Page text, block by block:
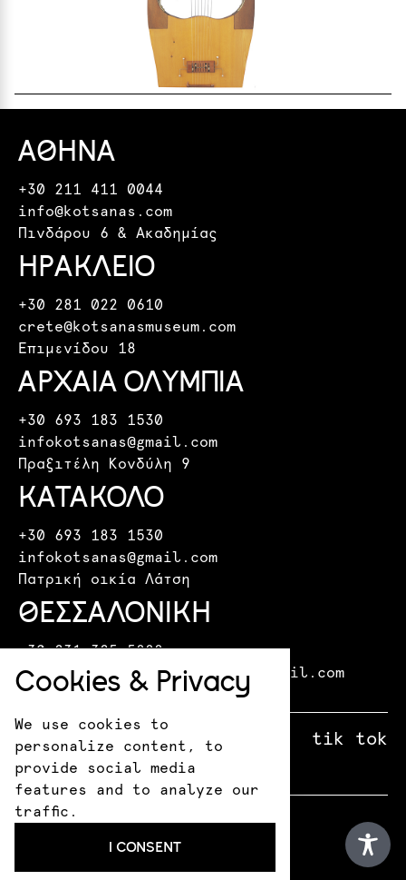
ΑΘΗΝΑ
+30 211 411 0044
info@kotsanas.com
Πινδάρου 6 & Ακαδημίας
ΗΡΑΚΛΕΙΟ
+30 281 022 0610
crete@kotsanasmuseum.com
Επιμενίδου 18
ΑΡΧΑΙΑ ΟΛΥΜΠΙΑ
+30 693 183 1530
infokotsanas@gmail.com
Πραξιτέλη Κονδύλη 9
ΚΑΤΑΚΟΛΟ
+30 693 183 1530
infokotsanas@gmail.com
Πατρική οικία Λάτση
ΘΕΣΣΑΛΟΝΙΚΗ
+30 231 325 5888
kotsanasmuseumthessaloniki@gmail.com
Λεωφόρος Μίκη Θεοδωράκη 15
facebook X instagram tik tok
© 2026 Kotsanas Museum
Πολιτική Απορρήτου
Cookies & Privacy
We use cookies to
personalize content, to
provide social media
features and to analyze our
traffic.
I CONSENT